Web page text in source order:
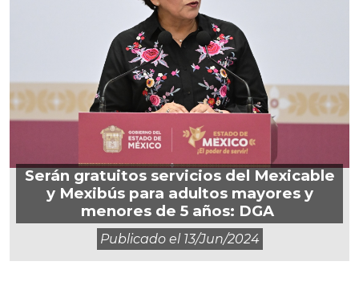
Serán gratuitos servicios del Mexicable
y Mexibús para adultos mayores y
menores de 5 años: DGA
Publicado el 13/jun/2024